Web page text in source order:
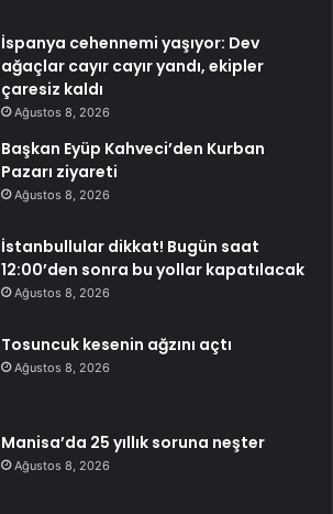
İspanya cehennemi yaşıyor: Dev
ağaçlar cayır cayır yandı, ekipler
çaresiz kaldı
Ağustos 8, 2026
Başkan Eyüp Kahveci’den Kurban
Pazarı ziyareti
Ağustos 8, 2026
İstanbullular dikkat! Bugün saat
12:00’den sonra bu yollar kapatılacak
Ağustos 8, 2026
Tosuncuk kesenin ağzını açtı
Ağustos 8, 2026
Manisa’da 25 yıllık soruna neşter
Ağustos 8, 2026